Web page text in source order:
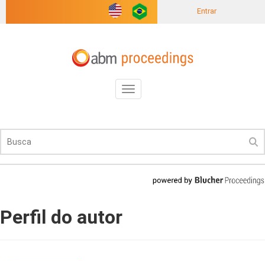
Entrar
Toggle
navigation
Perfil do autor